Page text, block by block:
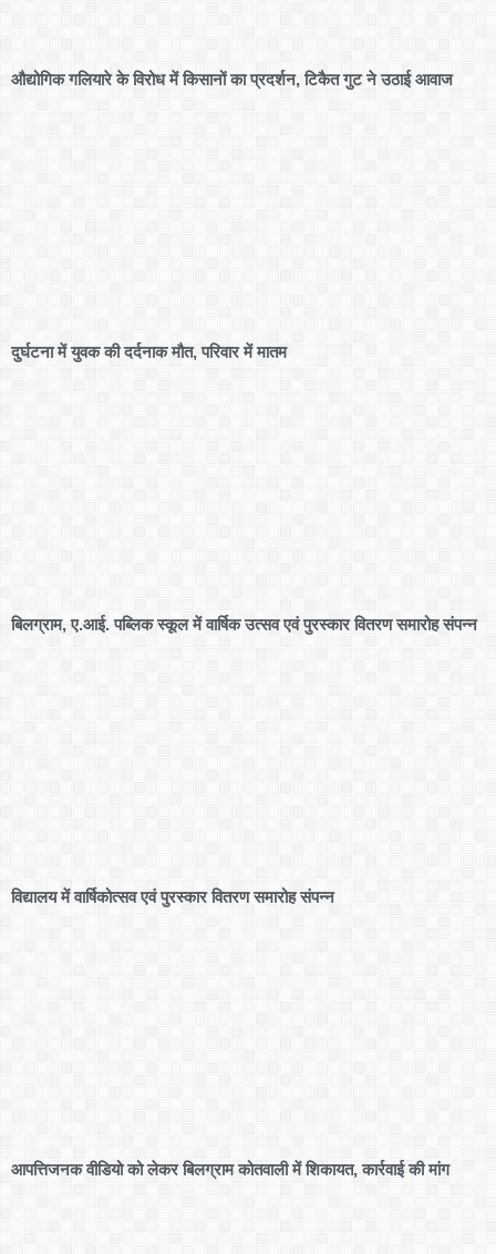
औद्योगिक गलियारे के विरोध में किसानों का प्रदर्शन, टिकैत गुट ने उठाई आवाज
दुर्घटना में युवक की दर्दनाक मौत, परिवार में मातम
बिलग्राम, ए.आई. पब्लिक स्कूल में वार्षिक उत्सव एवं पुरस्कार वितरण समारोह संपन्न
विद्यालय में वार्षिकोत्सव एवं पुरस्कार वितरण समारोह संपन्न
आपत्तिजनक वीडियो को लेकर बिलग्राम कोतवाली में शिकायत, कार्रवाई की मांग